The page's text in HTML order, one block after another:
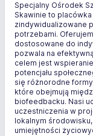
Specjalny Ośrodek
Skawinie to
zindywidualizowane
potrzebami.
dostosowane do
pozwala na
celem jest
potencjału
się różnorodne
które obejmują
biofeedbacku. Nasi
uczestniczenia w
lokalnym
umiejętności